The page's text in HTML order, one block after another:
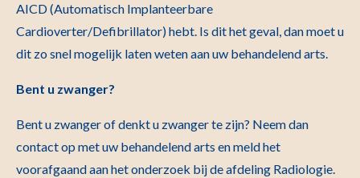
AICD (Automatisch Implanteerbare
Cardioverter/Defibrillator) hebt. Is dit het geval, dan moet u
dit zo snel mogelijk laten weten aan uw behandelend arts.
Bent u zwanger?
Bent u zwanger of denkt u zwanger te zijn? Neem dan
contact op met uw behandelend arts en meld het
voorafgaand aan het onderzoek bij de afdeling Radiologie.